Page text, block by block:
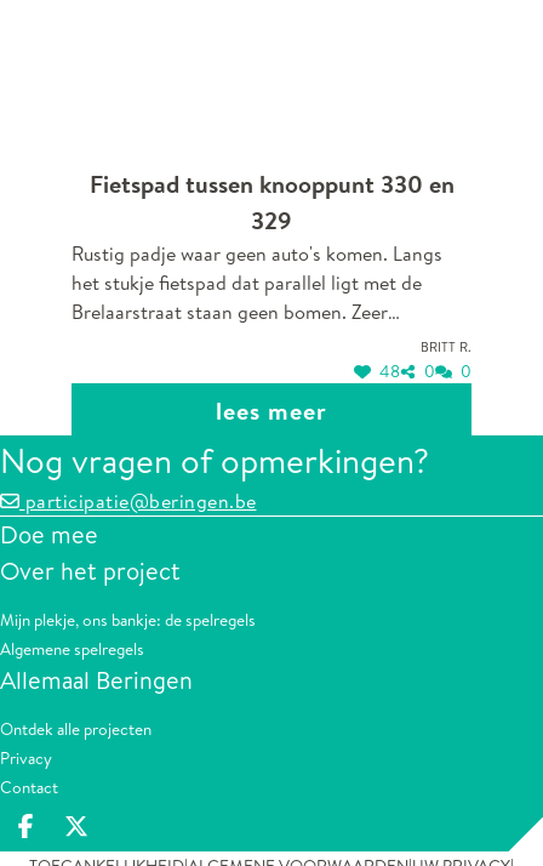
Fietspad tussen knooppunt 330 en
329
Rustig padje waar geen auto's komen. Langs
het stukje fietspad dat parallel ligt met de
Brelaarstraat staan geen bomen. Zeer
aangenaam om van het zonnetje te genieten in
de lente/zomer tijdens het wandelen.
Britt R.
48 0 0
lees meer
Nog vragen of opmerkingen?
participatie@beringen.be
Doe mee
Over het project
Mijn plekje, ons bankje: de spelregels
Algemene spelregels
Allemaal Beringen
Ontdek alle projecten
Privacy
Contact
Deel op facebook
Deel op X